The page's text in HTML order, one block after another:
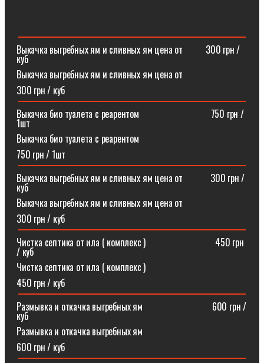
Выкачка выгребных ям и сливных ям цена от ⠀⠀⠀300 грн /
куб
Выкачка выгребных ям и сливных ям цена от
300 грн / куб
Выкачка био туалета с реарентом ⠀⠀⠀⠀⠀⠀⠀⠀⠀⠀750 грн /
1шт
Выкачка био туалета с реарентом
750 грн / 1шт
Выкачка выгребных ям и сливных ям цена от⠀⠀⠀⠀300 грн /
куб
Выкачка выгребных ям и сливных ям цена от
300 грн / куб
Чистка септика от ила ( комплекс )⠀⠀⠀⠀⠀⠀⠀⠀⠀⠀450 грн
/ куб
Чистка септика от ила ( комплекс )
450 грн / куб
Размывка и откачка выгребных ям⠀⠀⠀⠀⠀⠀⠀⠀⠀⠀600 грн /
куб
Размывка и откачка выгребных ям
600 грн / куб